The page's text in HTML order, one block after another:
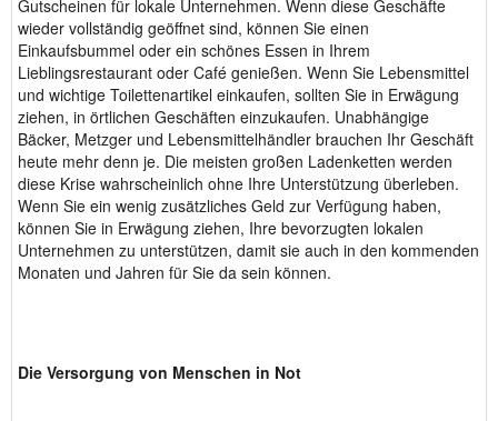
Gutscheinen für lokale Unternehmen. Wenn diese Geschäfte
wieder vollständig geöffnet sind, können Sie einen
Einkaufsbummel oder ein schönes Essen in Ihrem
Lieblingsrestaurant oder Café genießen. Wenn Sie Lebensmittel
und wichtige Toilettenartikel einkaufen, sollten Sie in Erwägung
ziehen, in örtlichen Geschäften einzukaufen. Unabhängige
Bäcker, Metzger und Lebensmittelhändler brauchen Ihr Geschäft
heute mehr denn je. Die meisten großen Ladenketten werden
diese Krise wahrscheinlich ohne Ihre Unterstützung überleben.
Wenn Sie ein wenig zusätzliches Geld zur Verfügung haben,
können Sie in Erwägung ziehen, Ihre bevorzugten lokalen
Unternehmen zu unterstützen, damit sie auch in den kommenden
Monaten und Jahren für Sie da sein können.
Die Versorgung von Menschen in Not